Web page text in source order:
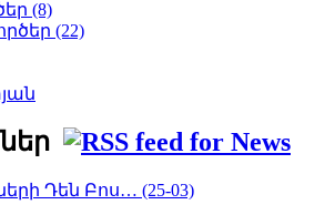
(8)
(22)
Դեն Բոս… (25-03)